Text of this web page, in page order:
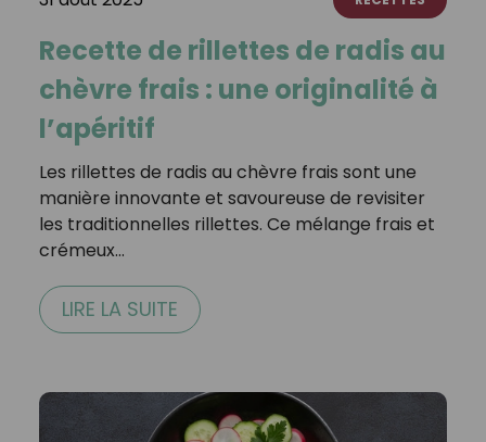
Recette de rillettes de radis au
chèvre frais : une originalité à
l’apéritif
Les rillettes de radis au chèvre frais sont une
manière innovante et savoureuse de revisiter
les traditionnelles rillettes. Ce mélange frais et
crémeux…
LIRE LA SUITE